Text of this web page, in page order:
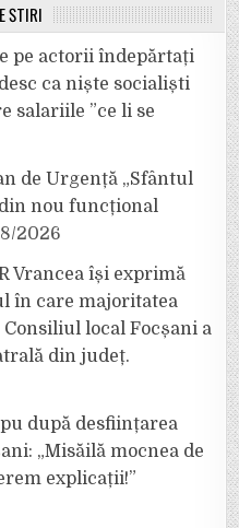
ȘTIRI
pe actorii îndepărtați
ca niște socialiști
salariile ”ce li se
de Urgență „Sfântul
nou funcțional
2026
Vrancea își exprimă
în care majoritatea
Consiliul local Focșani a
din județ.
după desființarea
„Misăilă mocnea de
explicații!”